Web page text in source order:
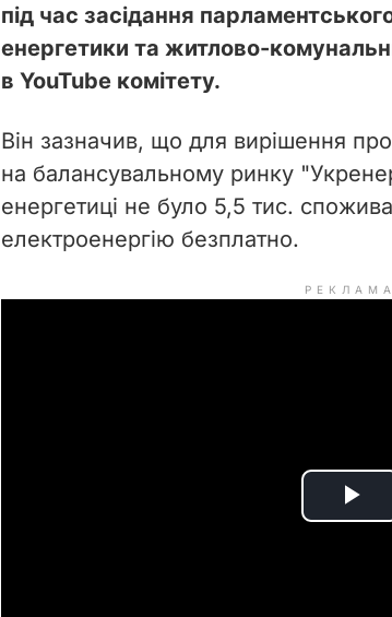
під час засідання
енергетики та житлово-
в YouTube комітету.
Він зазначив, що для вирішення
на балансувальному ринку
енергетиці не було 5,5 тис.
електроенергію безплатно.
РЕКЛАМА
P